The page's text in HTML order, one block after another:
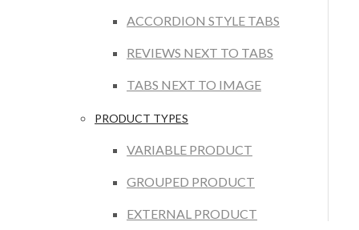
ACCORDION STYLE TABS
REVIEWS NEXT TO TABS
TABS NEXT TO IMAGE
PRODUCT TYPES
VARIABLE PRODUCT
GROUPED PRODUCT
EXTERNAL PRODUCT